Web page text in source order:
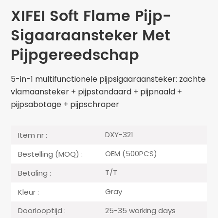
XIFEI Soft Flame Pijp-
Sigaaraansteker Met
Pijpgereedschap
5-in-1 multifunctionele pijpsigaaraansteker: zachte
vlamaansteker + pijpstandaard + pijpnaald +
pijpsabotage + pijpschraper
Item nr :
DXY-321
Bestelling (MOQ) :
OEM (500PCS)
Betaling :
T/T
Kleur :
Gray
Doorlooptijd :
25-35 working days